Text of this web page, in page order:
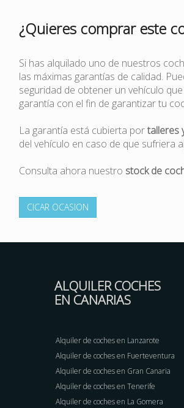
¿Quieres comprar este
Si has alquilado uno de nuestros
las máximas garantías de calidad.
seguridad de obtener un vehículo
garantía con el fin de garantizar tu
La garantía está cubierta portalleres
del vehículo en caso de que sufriera
Consulta ahora nuestro stock de
CICAR OCASION
ALQUILER COCHES
EN CANARIAS
Alquiler de coches en Lanzarote
Alquiler de coches en Fuerteventura
Alquiler de coches en Gran Canaria
Alquiler de coches en Tenerife
Alquiler de coches en La Gomera